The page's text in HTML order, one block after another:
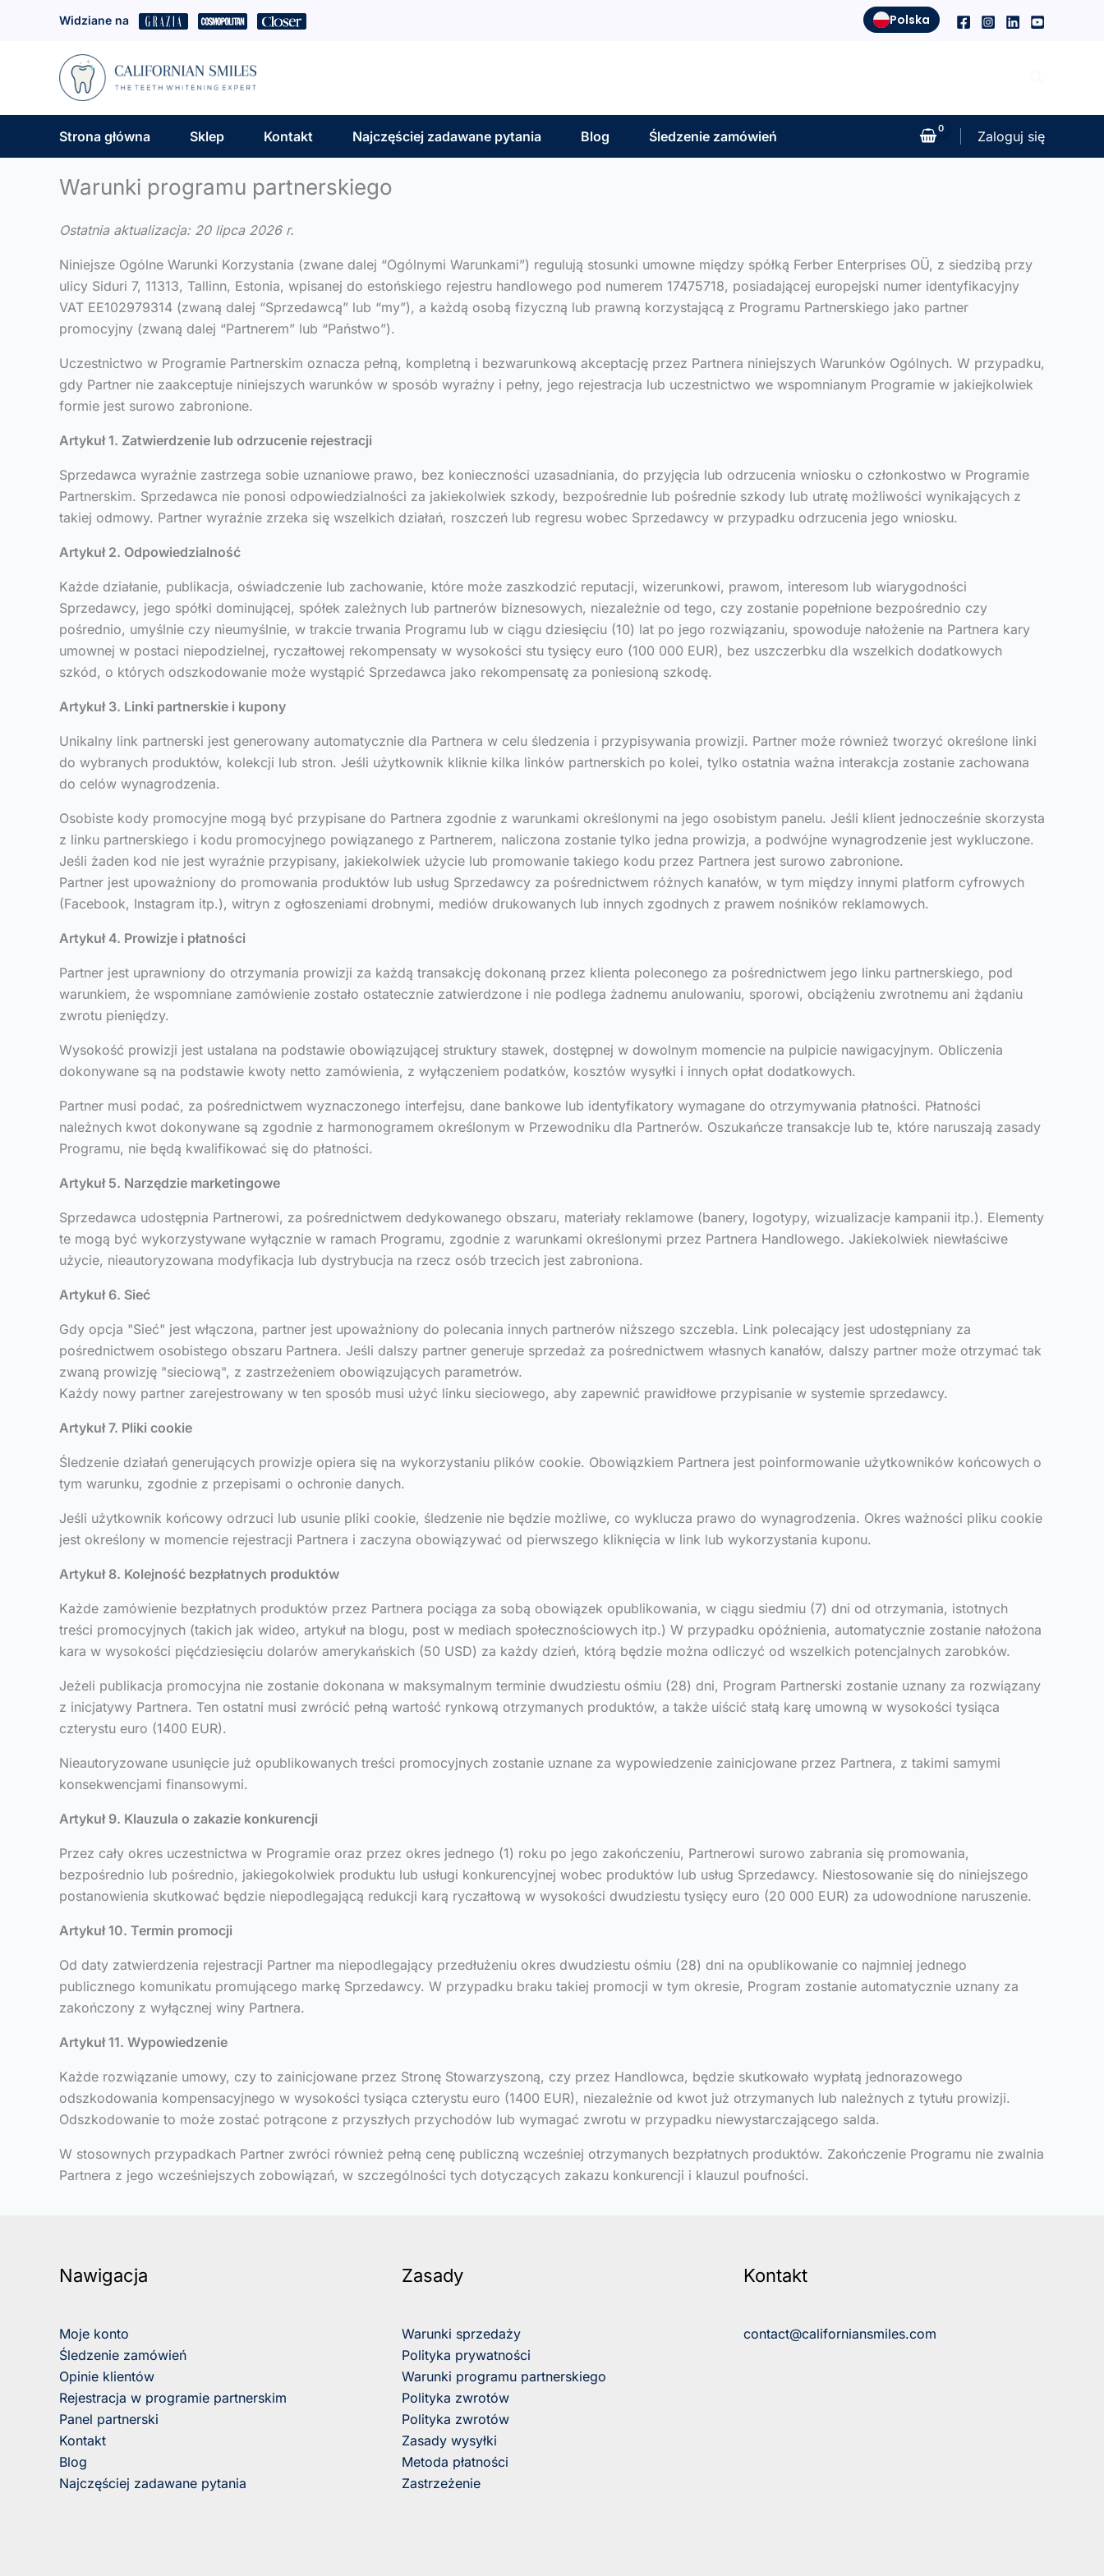
Widziane na Polska
Strona główna Sklep Kontakt Najczęściej zadawane pytania Blog Śledzenie zamówień Zaloguj się
Warunki programu partnerskiego
Ostatnia aktualizacja: 20 lipca 2026 r.
Niniejsze Ogólne Warunki Korzystania (zwane dalej “Ogólnymi Warunkami”) regulują stosunki umowne między spółką Ferber Enterprises OÜ, z siedzibą przy
ulicy Siduri 7, 11313, Tallinn, Estonia, wpisanej do estońskiego rejestru handlowego pod numerem 17475718, posiadającej europejski numer identyfikacyjny
VAT EE102979314 (zwaną dalej “Sprzedawcą” lub “my”), a każdą osobą fizyczną lub prawną korzystającą z Programu Partnerskiego jako partner
promocyjny (zwaną dalej “Partnerem” lub “Państwo”).
Uczestnictwo w Programie Partnerskim oznacza pełną, kompletną i bezwarunkową akceptację przez Partnera niniejszych Warunków Ogólnych. W przypadku,
gdy Partner nie zaakceptuje niniejszych warunków w sposób wyraźny i pełny, jego rejestracja lub uczestnictwo we wspomnianym Programie w jakiejkolwiek
formie jest surowo zabronione.
Artykuł 1. Zatwierdzenie lub odrzucenie rejestracji
Sprzedawca wyraźnie zastrzega sobie uznaniowe prawo, bez konieczności uzasadniania, do przyjęcia lub odrzucenia wniosku o członkostwo w Programie
Partnerskim. Sprzedawca nie ponosi odpowiedzialności za jakiekolwiek szkody, bezpośrednie lub pośrednie szkody lub utratę możliwości wynikających z
takiej odmowy. Partner wyraźnie zrzeka się wszelkich działań, roszczeń lub regresu wobec Sprzedawcy w przypadku odrzucenia jego wniosku.
Artykuł 2. Odpowiedzialność
Każde działanie, publikacja, oświadczenie lub zachowanie, które może zaszkodzić reputacji, wizerunkowi, prawom, interesom lub wiarygodności
Sprzedawcy, jego spółki dominującej, spółek zależnych lub partnerów biznesowych, niezależnie od tego, czy zostanie popełnione bezpośrednio czy
pośrednio, umyślnie czy nieumyślnie, w trakcie trwania Programu lub w ciągu dziesięciu (10) lat po jego rozwiązaniu, spowoduje nałożenie na Partnera kary
umownej w postaci niepodzielnej, ryczałtowej rekompensaty w wysokości stu tysięcy euro (100 000 EUR), bez uszczerbku dla wszelkich dodatkowych
szkód, o których odszkodowanie może wystąpić Sprzedawca jako rekompensatę za poniesioną szkodę.
Artykuł 3. Linki partnerskie i kupony
Unikalny link partnerski jest generowany automatycznie dla Partnera w celu śledzenia i przypisywania prowizji. Partner może również tworzyć określone linki
do wybranych produktów, kolekcji lub stron. Jeśli użytkownik kliknie kilka linków partnerskich po kolei, tylko ostatnia ważna interakcja zostanie zachowana
do celów wynagrodzenia.
Osobiste kody promocyjne mogą być przypisane do Partnera zgodnie z warunkami określonymi na jego osobistym panelu. Jeśli klient jednocześnie skorzysta
z linku partnerskiego i kodu promocyjnego powiązanego z Partnerem, naliczona zostanie tylko jedna prowizja, a podwójne wynagrodzenie jest wykluczone.
Jeśli żaden kod nie jest wyraźnie przypisany, jakiekolwiek użycie lub promowanie takiego kodu przez Partnera jest surowo zabronione.
Partner jest upoważniony do promowania produktów lub usług Sprzedawcy za pośrednictwem różnych kanałów, w tym między innymi platform cyfrowych
(Facebook, Instagram itp.), witryn z ogłoszeniami drobnymi, mediów drukowanych lub innych zgodnych z prawem nośników reklamowych.
Artykuł 4. Prowizje i płatności
Partner jest uprawniony do otrzymania prowizji za każdą transakcję dokonaną przez klienta poleconego za pośrednictwem jego linku partnerskiego, pod
warunkiem, że wspomniane zamówienie zostało ostatecznie zatwierdzone i nie podlega żadnemu anulowaniu, sporowi, obciążeniu zwrotnemu ani żądaniu
zwrotu pieniędzy.
Wysokość prowizji jest ustalana na podstawie obowiązującej struktury stawek, dostępnej w dowolnym momencie na pulpicie nawigacyjnym. Obliczenia
dokonywane są na podstawie kwoty netto zamówienia, z wyłączeniem podatków, kosztów wysyłki i innych opłat dodatkowych.
Partner musi podać, za pośrednictwem wyznaczonego interfejsu, dane bankowe lub identyfikatory wymagane do otrzymywania płatności. Płatności
należnych kwot dokonywane są zgodnie z harmonogramem określonym w Przewodniku dla Partnerów. Oszukańcze transakcje lub te, które naruszają zasady
Programu, nie będą kwalifikować się do płatności.
Artykuł 5. Narzędzie marketingowe
Sprzedawca udostępnia Partnerowi, za pośrednictwem dedykowanego obszaru, materiały reklamowe (banery, logotypy, wizualizacje kampanii itp.). Elementy
te mogą być wykorzystywane wyłącznie w ramach Programu, zgodnie z warunkami określonymi przez Partnera Handlowego. Jakiekolwiek niewłaściwe
użycie, nieautoryzowana modyfikacja lub dystrybucja na rzecz osób trzecich jest zabroniona.
Artykuł 6. Sieć
Gdy opcja "Sieć" jest włączona, partner jest upoważniony do polecania innych partnerów niższego szczebla. Link polecający jest udostępniany za
pośrednictwem osobistego obszaru Partnera. Jeśli dalszy partner generuje sprzedaż za pośrednictwem własnych kanałów, dalszy partner może otrzymać tak
zwaną prowizję "sieciową", z zastrzeżeniem obowiązujących parametrów.
Każdy nowy partner zarejestrowany w ten sposób musi użyć linku sieciowego, aby zapewnić prawidłowe przypisanie w systemie sprzedawcy.
Artykuł 7. Pliki cookie
Śledzenie działań generujących prowizje opiera się na wykorzystaniu plików cookie. Obowiązkiem Partnera jest poinformowanie użytkowników końcowych o
tym warunku, zgodnie z przepisami o ochronie danych.
Jeśli użytkownik końcowy odrzuci lub usunie pliki cookie, śledzenie nie będzie możliwe, co wyklucza prawo do wynagrodzenia. Okres ważności pliku cookie
jest określony w momencie rejestracji Partnera i zaczyna obowiązywać od pierwszego kliknięcia w link lub wykorzystania kuponu.
Artykuł 8. Kolejność bezpłatnych produktów
Każde zamówienie bezpłatnych produktów przez Partnera pociąga za sobą obowiązek opublikowania, w ciągu siedmiu (7) dni od otrzymania, istotnych
treści promocyjnych (takich jak wideo, artykuł na blogu, post w mediach społecznościowych itp.) W przypadku opóźnienia, automatycznie zostanie nałożona
kara w wysokości pięćdziesięciu dolarów amerykańskich (50 USD) za każdy dzień, którą będzie można odliczyć od wszelkich potencjalnych zarobków.
Jeżeli publikacja promocyjna nie zostanie dokonana w maksymalnym terminie dwudziestu ośmiu (28) dni, Program Partnerski zostanie uznany za rozwiązany
z inicjatywy Partnera. Ten ostatni musi zwrócić pełną wartość rynkową otrzymanych produktów, a także uiścić stałą karę umowną w wysokości tysiąca
czterystu euro (1400 EUR).
Nieautoryzowane usunięcie już opublikowanych treści promocyjnych zostanie uznane za wypowiedzenie zainicjowane przez Partnera, z takimi samymi
konsekwencjami finansowymi.
Artykuł 9. Klauzula o zakazie konkurencji
Przez cały okres uczestnictwa w Programie oraz przez okres jednego (1) roku po jego zakończeniu, Partnerowi surowo zabrania się promowania,
bezpośrednio lub pośrednio, jakiegokolwiek produktu lub usługi konkurencyjnej wobec produktów lub usług Sprzedawcy. Niestosowanie się do niniejszego
postanowienia skutkować będzie niepodlegającą redukcji karą ryczałtową w wysokości dwudziestu tysięcy euro (20 000 EUR) za udowodnione naruszenie.
Artykuł 10. Termin promocji
Od daty zatwierdzenia rejestracji Partner ma niepodlegający przedłużeniu okres dwudziestu ośmiu (28) dni na opublikowanie co najmniej jednego
publicznego komunikatu promującego markę Sprzedawcy. W przypadku braku takiej promocji w tym okresie, Program zostanie automatycznie uznany za
zakończony z wyłącznej winy Partnera.
Artykuł 11. Wypowiedzenie
Każde rozwiązanie umowy, czy to zainicjowane przez Stronę Stowarzyszoną, czy przez Handlowca, będzie skutkowało wypłatą jednorazowego
odszkodowania kompensacyjnego w wysokości tysiąca czterystu euro (1400 EUR), niezależnie od kwot już otrzymanych lub należnych z tytułu prowizji.
Odszkodowanie to może zostać potrącone z przyszłych przychodów lub wymagać zwrotu w przypadku niewystarczającego salda.
W stosownych przypadkach Partner zwróci również pełną cenę publiczną wcześniej otrzymanych bezpłatnych produktów. Zakończenie Programu nie zwalnia
Partnera z jego wcześniejszych zobowiązań, w szczególności tych dotyczących zakazu konkurencji i klauzul poufności.
Nawigacja
Moje konto
Śledzenie zamówień
Opinie klientów
Rejestracja w programie partnerskim
Panel partnerski
Kontakt
Blog
Najczęściej zadawane pytania
Zasady
Warunki sprzedaży
Polityka prywatności
Warunki programu partnerskiego
Polityka zwrotów
Polityka zwrotów
Zasady wysyłki
Metoda płatności
Zastrzeżenie
Kontakt
contact@californiansmiles.com